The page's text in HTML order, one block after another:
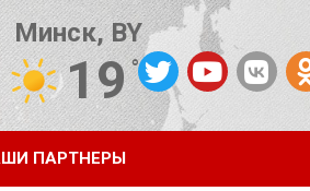
Минск, BY
19°C
от OpenWeatherMap
ПАРТНЕРЫ